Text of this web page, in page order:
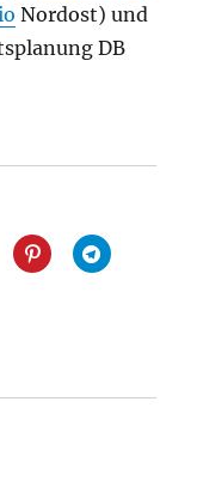
Nordost) und
DB
2024, aus